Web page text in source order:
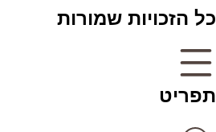
כל הזכויות שמורות
תפריט